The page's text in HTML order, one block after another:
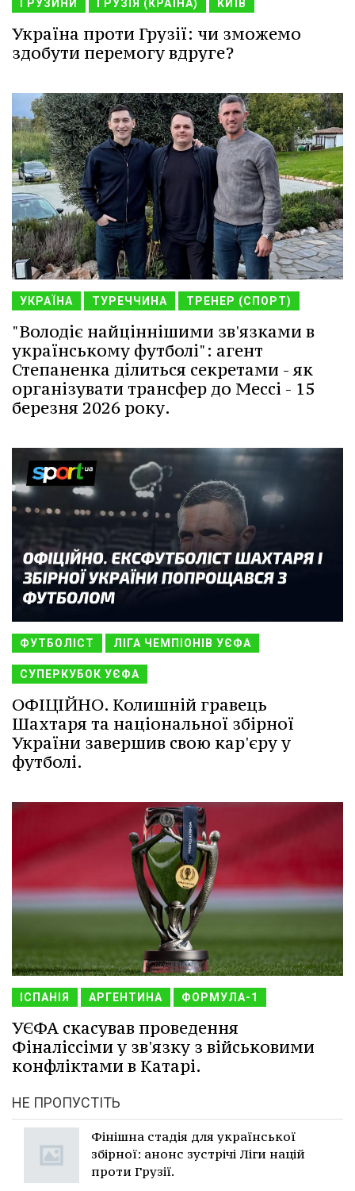
ГРУЗИНИ ГРУЗІЯ (КРАЇНА) КИЇВ
Україна проти Грузії: чи зможемо
здобути перемогу вдруге?
УКРАЇНА ТУРЕЧЧИНА ТРЕНЕР (СПОРТ)
"Володіє найціннішими зв'язками в
українському футболі": агент
Степаненка ділиться секретами - як
організувати трансфер до Мессі - 15
березня 2026 року.
ФУТБОЛІСТ ЛІГА ЧЕМПІОНІВ УЄФА
СУПЕРКУБОК УЄФА
ОФІЦІЙНО. Колишній гравець
Шахтаря та національної збірної
України завершив свою кар'єру у
футболі.
ІСПАНІЯ АРГЕНТИНА ФОРМУЛА-1
УЄФА скасував проведення
Фіналіссіми у зв'язку з військовими
конфліктами в Катарі.
НЕ ПРОПУСТІТЬ
Фінішна стадія для української
збірної: анонс зустрічі Ліги націй
проти Грузії.